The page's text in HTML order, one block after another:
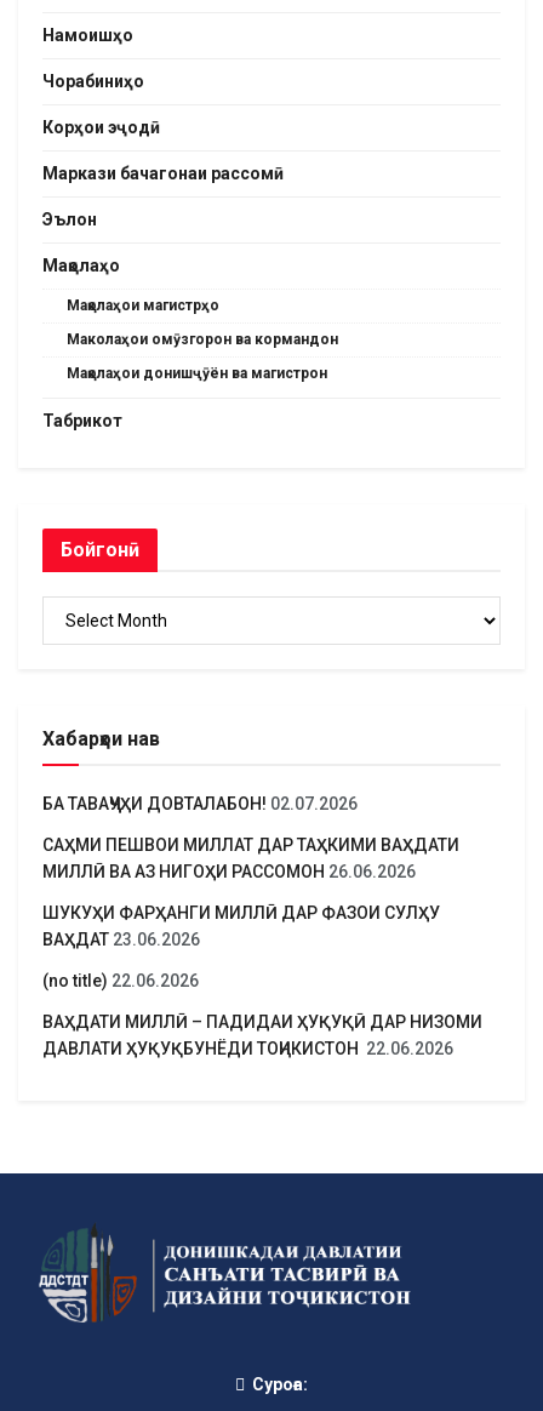
Намоишҳо
Чорабиниҳо
Корҳои эҷодӣ
Маркази бачагонаи рассомӣ
Эълон
Мақолаҳо
Мақолаҳои магистрҳо
Маколаҳои омӯзгорон ва кормандон
Мақолаҳои донишҷӯён ва магистрон
Табрикот
Бойгонӣ
Хабарҳои нав
БА ТАВАҶҶУҲИ ДОВТАЛАБОН! 02.07.2026
САҲМИ ПЕШВОИ МИЛЛАТ ДАР ТАҲКИМИ ВАҲДАТИ
МИЛЛӢ ВА АЗ НИГОҲИ РАССОМОН 26.06.2026
ШУКУҲИ ФАРҲАНГИ МИЛЛӢ ДАР ФАЗОИ СУЛҲУ
ВАҲДАТ 23.06.2026
(no title) 22.06.2026
ВАҲДАТИ МИЛЛӢ – ПАДИДАИ ҲУҚУҚӢ ДАР НИЗОМИ
ДАВЛАТИ ҲУҚУҚБУНЁДИ ТОҶИКИСТОН 22.06.2026
Суроға: